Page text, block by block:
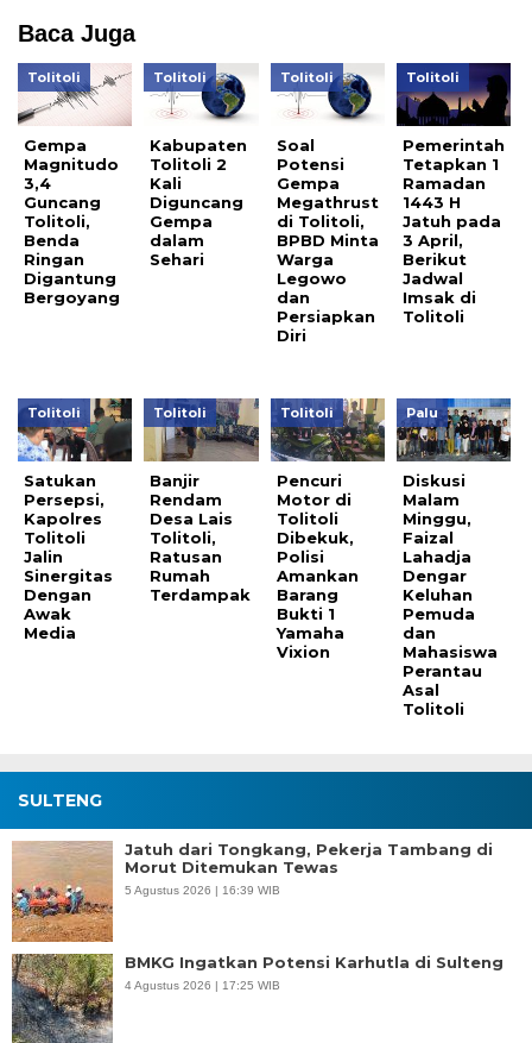
Baca Juga
Tolitoli
Gempa
Magnitudo
3,4
Guncang
Tolitoli,
Benda
Ringan
Digantung
Bergoyang
Tolitoli
Kabupaten
Tolitoli 2
Kali
Diguncang
Gempa
dalam
Sehari
Tolitoli
Soal
Potensi
Gempa
Megathrust
di Tolitoli,
BPBD Minta
Warga
Legowo
dan
Persiapkan
Diri
Tolitoli
Pemerintah
Tetapkan 1
Ramadan
1443 H
Jatuh pada
3 April,
Berikut
Jadwal
Imsak di
Tolitoli
Tolitoli
Satukan
Persepsi,
Kapolres
Tolitoli
Jalin
Sinergitas
Dengan
Awak
Media
Tolitoli
Banjir
Rendam
Desa Lais
Tolitoli,
Ratusan
Rumah
Terdampak
Tolitoli
Pencuri
Motor di
Tolitoli
Dibekuk,
Polisi
Amankan
Barang
Bukti 1
Yamaha
Vixion
Palu
Diskusi
Malam
Minggu,
Faizal
Lahadja
Dengar
Keluhan
Pemuda
dan
Mahasiswa
Perantau
Asal
Tolitoli
SULTENG
Jatuh dari Tongkang, Pekerja Tambang di
Morut Ditemukan Tewas
5 Agustus 2026 | 16:39 WIB
BMKG Ingatkan Potensi Karhutla di Sulteng
4 Agustus 2026 | 17:25 WIB